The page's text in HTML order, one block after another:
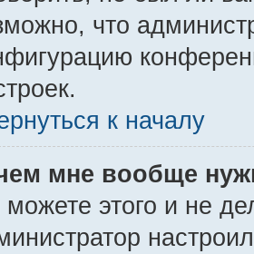
что
к началу
мне вообще
этого и не